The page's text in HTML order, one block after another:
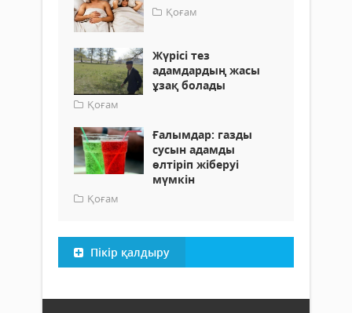
Қоғам
Жүрісі тез
адамдардың жасы
ұзақ болады
Қоғам
Ғалымдар: газды
сусын адамды
өлтіріп жіберуі
мүмкін
Қоғам
Пікір қалдыру